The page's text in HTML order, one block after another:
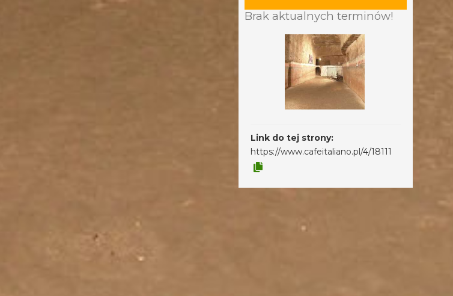
Brak aktualnych terminów!
Link do tej strony:
https://www.cafeitaliano.pl/4/18111